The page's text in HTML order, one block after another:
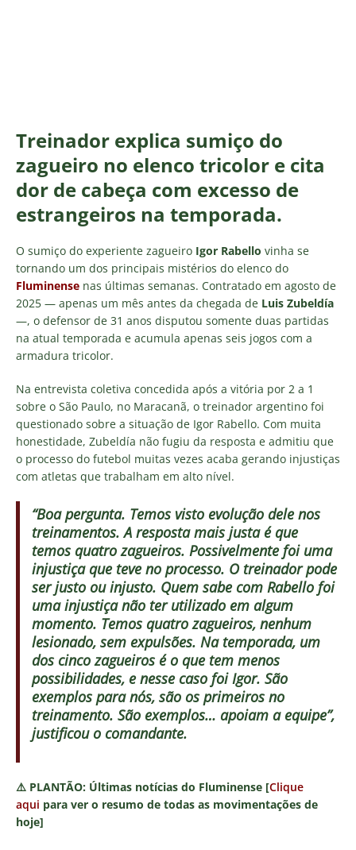
Treinador explica sumiço do
zagueiro no elenco tricolor e cita
dor de cabeça com excesso de
estrangeiros na temporada.
O sumiço do experiente zagueiro Igor Rabello vinha se
tornando um dos principais mistérios do elenco do
Fluminense nas últimas semanas. Contratado em agosto de
2025 — apenas um mês antes da chegada de Luis Zubeldía
—, o defensor de 31 anos disputou somente duas partidas
na atual temporada e acumula apenas seis jogos com a
armadura tricolor.
Na entrevista coletiva concedida após a vitória por 2 a 1
sobre o São Paulo, no Maracanã, o treinador argentino foi
questionado sobre a situação de Igor Rabello. Com muita
honestidade, Zubeldía não fugiu da resposta e admitiu que
o processo do futebol muitas vezes acaba gerando injustiças
com atletas que trabalham em alto nível.
“Boa pergunta. Temos visto evolução dele nos
treinamentos. A resposta mais justa é que
temos quatro zagueiros. Possivelmente foi uma
injustiça que teve no processo. O treinador pode
ser justo ou injusto. Quem sabe com Rabello foi
uma injustiça não ter utilizado em algum
momento. Temos quatro zagueiros, nenhum
lesionado, sem expulsões. Na temporada, um
dos cinco zagueiros é o que tem menos
possibilidades, e nesse caso foi Igor. São
exemplos para nós, são os primeiros no
treinamento. São exemplos… apoiam a equipe”,
justificou o comandante.
⚠️ PLANTÃO: Últimas notícias do Fluminense [Clique
aqui para ver o resumo de todas as movimentações de
hoje]